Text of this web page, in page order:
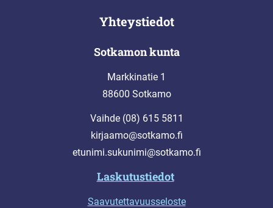
Yhteystiedot
Sotkamon kunta
Markkinatie 1
88600 Sotkamo
Vaihde (08) 615 5811
kirjaamo@sotkamo.fi
etunimi.sukunimi@sotkamo.fi
Laskutustiedot
Saavutettavuusseloste